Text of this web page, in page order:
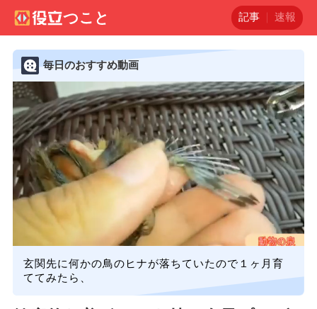
記事 速報
毎日のおすすめ動画
玄関先に何かの鳥のヒナが落ちていたので１ヶ月育
ててみたら、